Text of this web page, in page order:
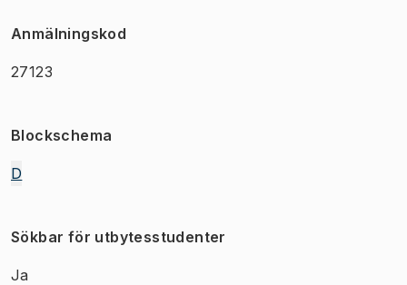
Anmälningskod
27123
Blockschema
D
Sökbar för utbytesstudenter
Ja